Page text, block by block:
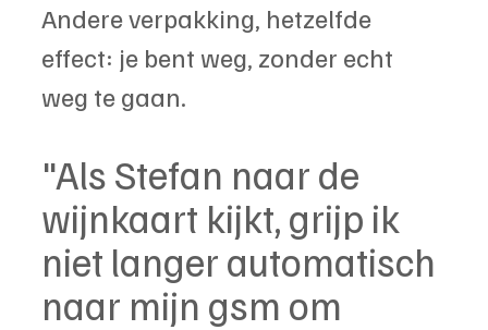
Andere verpakking, hetzelfde
effect: je bent weg, zonder echt
weg te gaan.
"Als Stefan naar de
wijnkaart kijkt, grijp ik
niet langer automatisch
naar mijn gsm om